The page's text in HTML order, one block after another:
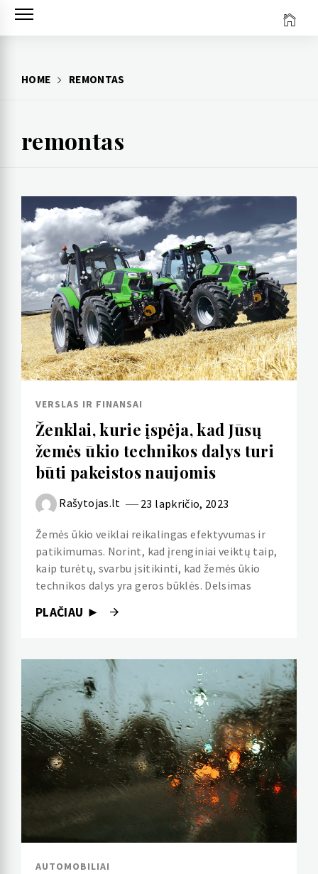
Skip
HOME REMONTAS
remontas
VERSLAS IR FINANSAI
Ženklai, kurie įspėja, kad Jūsų
žemės ūkio technikos dalys turi
būti pakeistos naujomis
Rašytojas.lt 23 lapkričio, 2023
Žemės ūkio veiklai reikalingas efektyvumas ir
patikimumas. Norint, kad įrenginiai veiktų taip,
kaip turėtų, svarbu įsitikinti, kad žemės ūkio
technikos dalys yra geros būklės. Delsimas
PLAČIAU ►
AUTOMOBILIAI